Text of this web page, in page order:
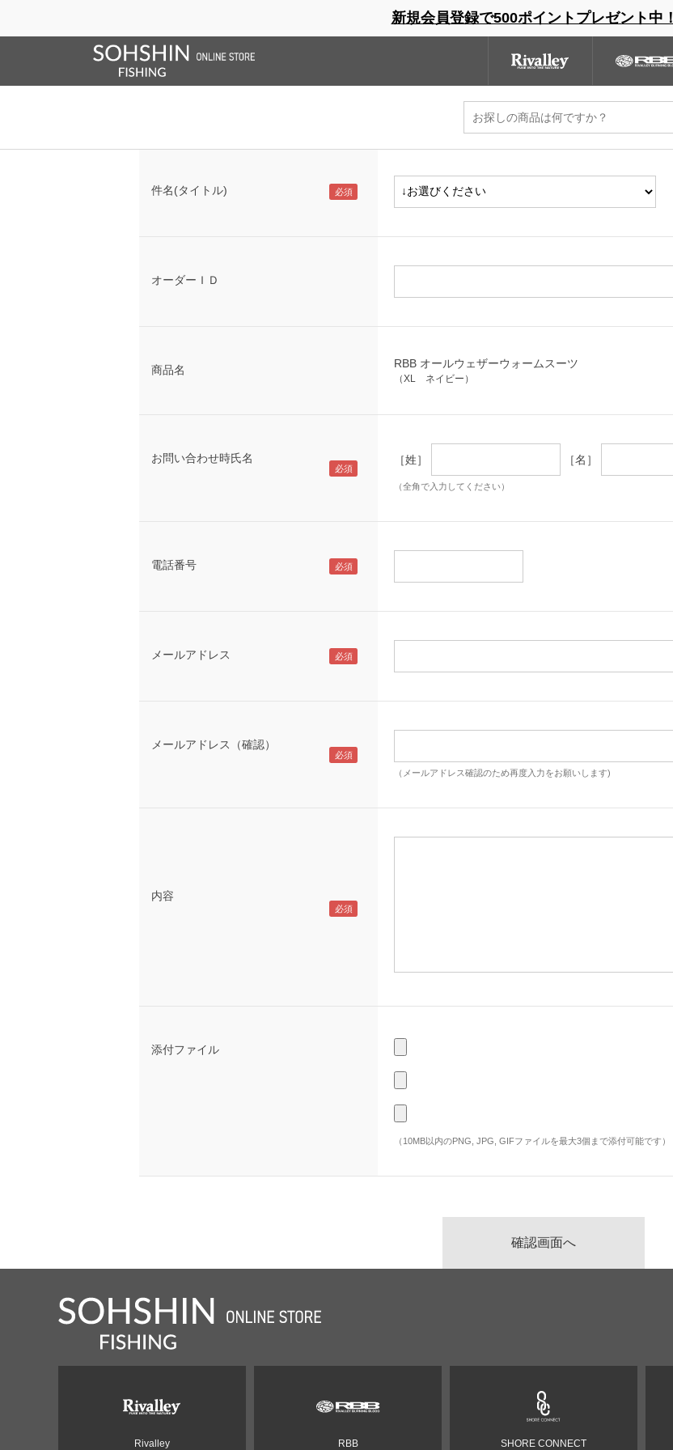
新規会員登録で500ポイントプレゼント中！
ブランドサイト 商品一覧 ブランドサイト
ウェーダー レインウェア フットウェア グローブ
お問い合わせ
件名(タイトル)
オーダーＩＤ
商品名 RBB オールウェザーウォームスーツ
（XL ネイビー）
お問い合わせ時氏名 ［姓］ ［名］
（全角で入力してください）
電話番号
メールアドレス
メールアドレス（確認）
（メールアドレス確認のため再度入力をお願いします)
内容
添付ファイル
（10MB以内のPNG, JPG, GIFファイルを最大3個まで添付可能です）
Rivalley RBB SHORE CONNECT